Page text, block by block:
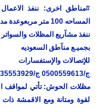
#مناطق اخرى: ننفذ
المساحه 100 متر مربع
وعدة
ننفذ مشآريع المظلات
بجميـع منآطق السعوديه
للإتصالات والإستفسارات
ج/0500559613 ج/0535553929 ج/0548682241 ت/0114996351
مظلات الحوش: تأتي لمواقف
لقوة ومتانة ومع الاقمشة